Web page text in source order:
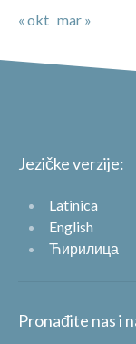
« okt mar »
Jezičke verzije:
Latinica
English
Ћирилица
Pronađite nas i